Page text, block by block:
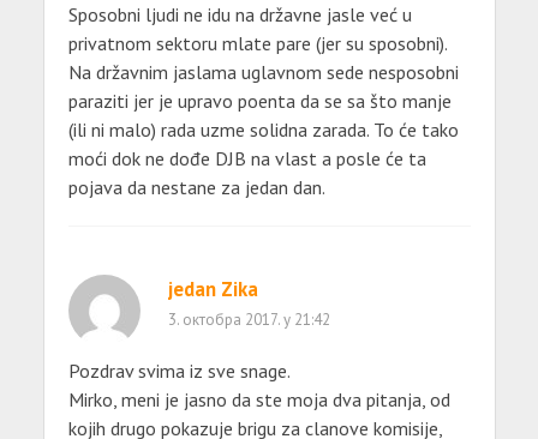
Sposobni ljudi ne idu na državne jasle već u
privatnom sektoru mlate pare (jer su sposobni).
Na državnim jaslama uglavnom sede nesposobni
paraziti jer je upravo poenta da se sa što manje
(ili ni malo) rada uzme solidna zarada. To će tako
moći dok ne dođe DJB na vlast a posle će ta
pojava da nestane za jedan dan.
jedan Zika
3. октобра 2017. у 21:42
Pozdrav svima iz sve snage.
Mirko, meni je jasno da ste moja dva pitanja, od
kojih drugo pokazuje brigu za clanove komisije,